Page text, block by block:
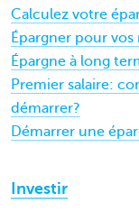
Calculez votre
Épargner pour
Épargne à long
Premier salaire:
démarrer?
Démarrer une
Investir